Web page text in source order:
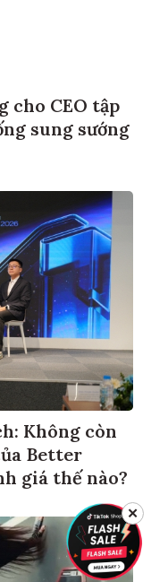
cho CEO tập
sung sướng
Không còn
Better
giá thế nào?
✕